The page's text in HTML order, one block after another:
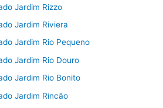
Jardim Rizzo
Jardim Riviera
Jardim Rio Pequeno
Jardim Rio Douro
Jardim Rio Bonito
Jardim Rincão